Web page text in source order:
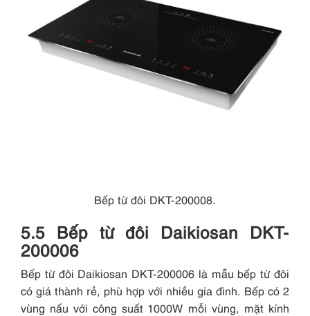
Bếp từ đôi DKT-200008.
5.5 Bếp từ đôi Daikiosan DKT-
200006
Bếp từ đôi Daikiosan DKT-200006 là mẫu bếp từ đôi
có giá thành rẻ, phù hợp với nhiều gia đình. Bếp có 2
vùng nấu với công suất 1000W mỗi vùng, mặt kính